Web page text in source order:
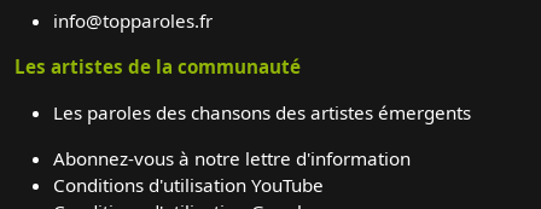
info@topparoles.fr
Les artistes de la communauté
Les paroles des chansons des artistes émergents
Abonnez-vous à notre lettre d'information
Conditions d'utilisation YouTube